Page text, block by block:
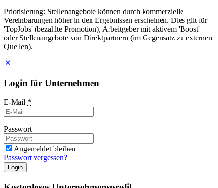
Priorisierung: Stellenangebote können durch kommerzielle
Vereinbarungen höher in den Ergebnissen erscheinen. Dies gilt für
'TopJobs' (bezahlte Promotion), Arbeitgeber mit aktivem 'Boost'
oder Stellenangebote von Direktpartnern (im Gegensatz zu externen
Quellen).
Login für Unternehmen
E-Mail *
Passwort
Angemeldet bleiben
Passwort vergessen?
Login